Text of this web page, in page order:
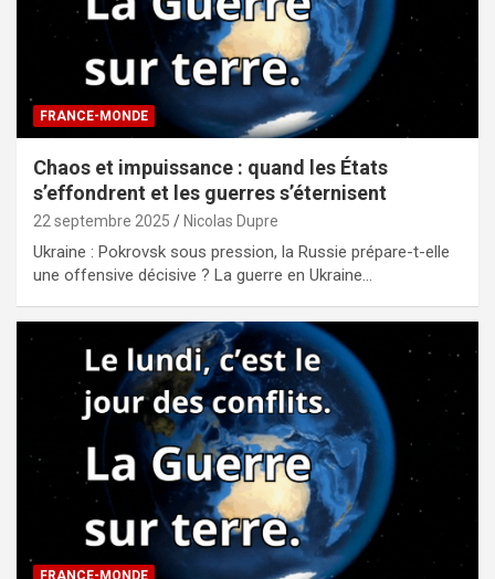
FRANCE-MONDE
Chaos et impuissance : quand les États
s’effondrent et les guerres s’éternisent
22 septembre 2025 Nicolas Dupre
Ukraine : Pokrovsk sous pression, la Russie prépare-t-elle
une offensive décisive ? La guerre en Ukraine…